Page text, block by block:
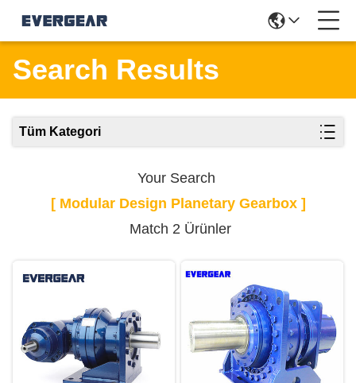
Search Results
Tüm Kategori
Your Search
[ Modular Design Planetary Gearbox ]
Match 2 Ürünler